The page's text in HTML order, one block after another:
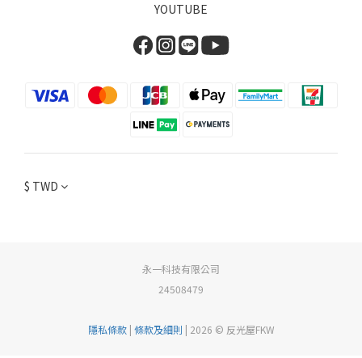
YOUTUBE
$ TWD
永一科技有限公司
24508479
隱私條款| 條款及細則 | 2026 © 反光屋FKW